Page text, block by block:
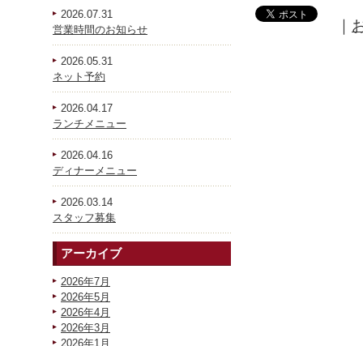
2026.07.31
営業時間のお知らせ
2026.05.31
ネット予約
2026.04.17
ランチメニュー
2026.04.16
ディナーメニュー
2026.03.14
スタッフ募集
アーカイブ
2026年7月
2026年5月
2026年4月
2026年3月
2026年1月
｜